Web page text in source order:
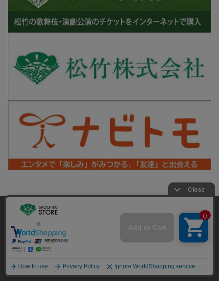
Copyright©SHOCHIKU Co.,Ltd. All Rights Reserved.
当サイトでは利用体験の向上およびコンテンツの最適な提供、ト
ラフィックの分析を目的としてCookieを使用しています。
サイトの閲覧を継続された場合、Cookieの利用に同意したことも
のといたします。
詳細については
承諾する